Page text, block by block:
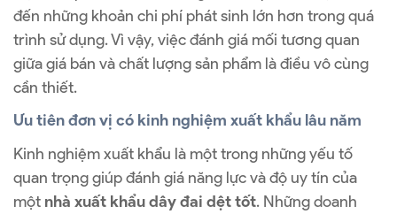
đến những khoản chi phí phát sinh lớn hơn trong quá
trình sử dụng. Vì vậy, việc đánh giá mối tương quan
giữa giá bán và chất lượng sản phẩm là điều vô cùng
cần thiết.
Ưu tiên đơn vị có kinh nghiệm xuất khẩu lâu năm
Kinh nghiệm xuất khẩu là một trong những yếu tố
quan trọng giúp đánh giá năng lực và độ uy tín của
một nhà xuất khẩu dây đai dệt tốt. Những doanh